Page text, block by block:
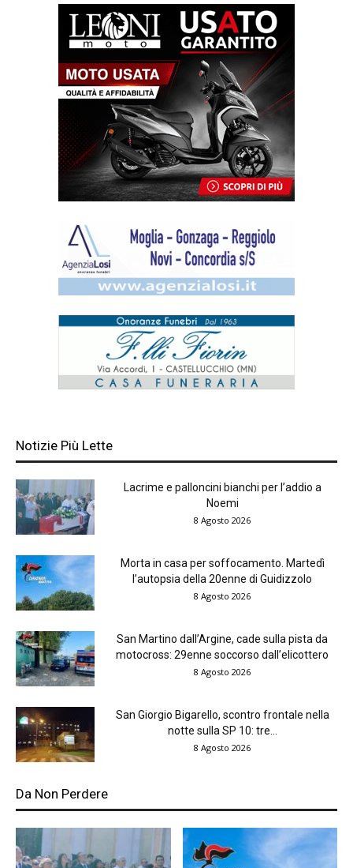
Notizie Più Lette
Lacrime e palloncini bianchi per l’addio a
Noemi
8 Agosto 2026
Morta in casa per soffocamento. Martedì
l’autopsia della 20enne di Guidizzolo
8 Agosto 2026
San Martino dall’Argine, cade sulla pista da
motocross: 29enne soccorso dall’elicottero
8 Agosto 2026
San Giorgio Bigarello, scontro frontale nella
notte sulla SP 10: tre...
8 Agosto 2026
Da Non Perdere